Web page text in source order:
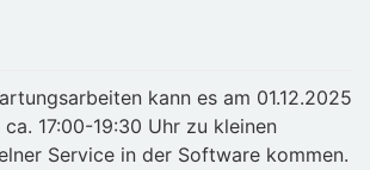
kann es am 01.12.2025
17:00-19:30 Uhr zu kleinen
Service in der Software kommen.